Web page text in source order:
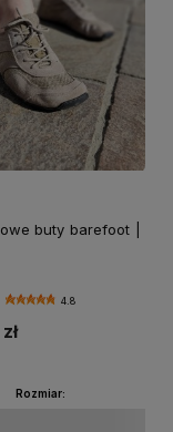
buty barefoot |
4.8
Rozmiar: